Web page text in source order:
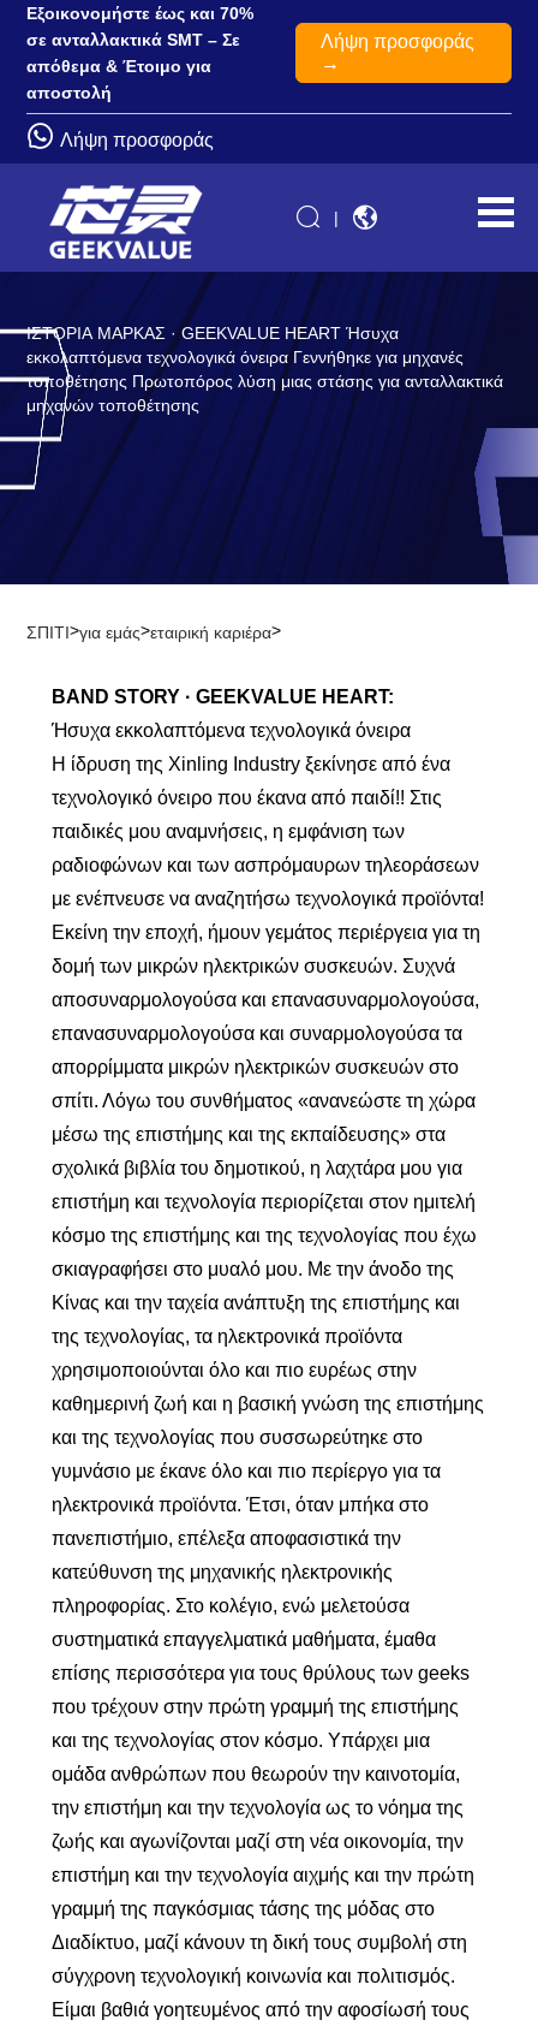
Εξοικονομήστε έως και 70%
σε ανταλλακτικά SMT – Σε
απόθεμα & Έτοιμο για
αποστολή
Λήψη προσφοράς
→
Λήψη προσφοράς
|
ΙΣΤΟΡΙΑ ΜΑΡΚΑΣ · GEEKVALUE HEART Ήσυχα
εκκολαπτόμενα τεχνολογικά όνειρα Γεννήθηκε για μηχανές
τοποθέτησης Πρωτοπόρος λύση μιας στάσης για ανταλλακτικά
μηχανών τοποθέτησης
ΣΠΙΤΙ>για εμάς>εταιρική καριέρα>
BAND STORY · GEEKVALUE HEART:
Ήσυχα εκκολαπτόμενα τεχνολογικά όνειρα
Η ίδρυση της Xinling Industry ξεκίνησε από ένα
τεχνολογικό όνειρο που έκανα από παιδί!! Στις
παιδικές μου αναμνήσεις, η εμφάνιση των
ραδιοφώνων και των ασπρόμαυρων τηλεοράσεων
με ενέπνευσε να αναζητήσω τεχνολογικά προϊόντα!
Εκείνη την εποχή, ήμουν γεμάτος περιέργεια για τη
δομή των μικρών ηλεκτρικών συσκευών. Συχνά
αποσυναρμολογούσα και επανασυναρμολογούσα,
επανασυναρμολογούσα και συναρμολογούσα τα
απορρίμματα μικρών ηλεκτρικών συσκευών στο
σπίτι. Λόγω του συνθήματος «ανανεώστε τη χώρα
μέσω της επιστήμης και της εκπαίδευσης» στα
σχολικά βιβλία του δημοτικού, η λαχτάρα μου για
επιστήμη και τεχνολογία περιορίζεται στον ημιτελή
κόσμο της επιστήμης και της τεχνολογίας που έχω
σκιαγραφήσει στο μυαλό μου. Με την άνοδο της
Κίνας και την ταχεία ανάπτυξη της επιστήμης και
της τεχνολογίας, τα ηλεκτρονικά προϊόντα
χρησιμοποιούνται όλο και πιο ευρέως στην
καθημερινή ζωή και η βασική γνώση της επιστήμης
και της τεχνολογίας που συσσωρεύτηκε στο
γυμνάσιο με έκανε όλο και πιο περίεργο για τα
ηλεκτρονικά προϊόντα. Έτσι, όταν μπήκα στο
πανεπιστήμιο, επέλεξα αποφασιστικά την
κατεύθυνση της μηχανικής ηλεκτρονικής
πληροφορίας. Στο κολέγιο, ενώ μελετούσα
συστηματικά επαγγελματικά μαθήματα, έμαθα
επίσης περισσότερα για τους θρύλους των geeks
που τρέχουν στην πρώτη γραμμή της επιστήμης
και της τεχνολογίας στον κόσμο. Υπάρχει μια
ομάδα ανθρώπων που θεωρούν την καινοτομία,
την επιστήμη και την τεχνολογία ως το νόημα της
ζωής και αγωνίζονται μαζί στη νέα οικονομία, την
επιστήμη και την τεχνολογία αιχμής και την πρώτη
γραμμή της παγκόσμιας τάσης της μόδας στο
Διαδίκτυο, μαζί κάνουν τη δική τους συμβολή στη
σύγχρονη τεχνολογική κοινωνία και πολιτισμός.
Είμαι βαθιά γοητευμένος από την αφοσίωσή τους